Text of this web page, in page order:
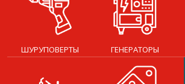
ШУРУПОВЕРТЫ ГЕНЕРАТОРЫ